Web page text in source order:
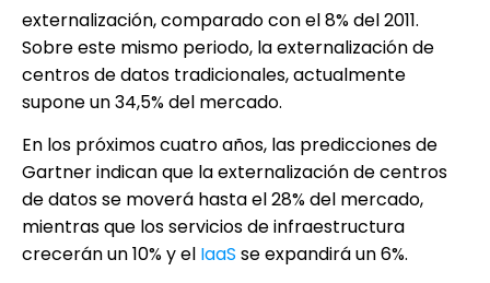
externalización, comparado con el 8% del 2011.
Sobre este mismo periodo, la externalización de
centros de datos tradicionales, actualmente
supone un 34,5% del mercado.
En los próximos cuatro años, las predicciones de
Gartner indican que la externalización de centros
de datos se moverá hasta el 28% del mercado,
mientras que los servicios de infraestructura
crecerán un 10% y el IaaS se expandirá un 6%.